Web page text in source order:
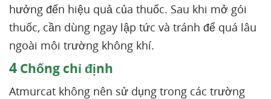
hưởng đến hiệu quả của thuốc. Sau khi mở gói
thuốc, cần dùng ngay lập tức và tránh để quá lâu
ngoài môi trường không khí.
4 Chống chỉ định
Atmurcat không nên sử dụng trong các trường